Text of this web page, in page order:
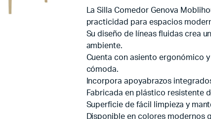
La Silla Comedor Genova
practicidad para espacios
Su diseño de líneas fluidas crea
ambiente.
Cuenta con asiento ergonómico
cómoda.
Incorpora apoyabrazos
Fabricada en plástico resistente
Superficie de fácil limpieza y
Disponible en colores modernos